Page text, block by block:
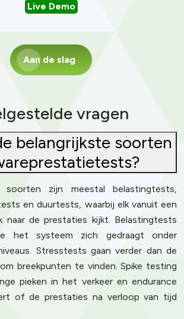
Live Demo
Aan de slag
vragen
belangrijkste soorten
soorten zijn meestal belastingtests,
en duurtests, waarbij elk vanuit een
naar de prestaties kijkt. Belastingtests
het systeem zich gedraagt onder
Stresstests gaan verder dan de
breekpunten te vinden. Spike testing
pieken in het verkeer en endurance
of de prestaties na verloop van tijd